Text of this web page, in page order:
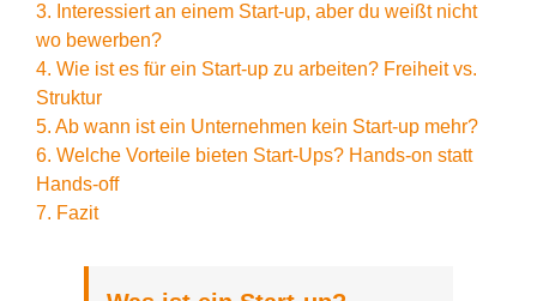
3. Interessiert an einem Start-up, aber du weißt nicht
wo bewerben?
4. Wie ist es für ein Start-up zu arbeiten? Freiheit vs.
Struktur
5. Ab wann ist ein Unternehmen kein Start-up mehr?
6. Welche Vorteile bieten Start-Ups? Hands-on statt
Hands-off
7. Fazit